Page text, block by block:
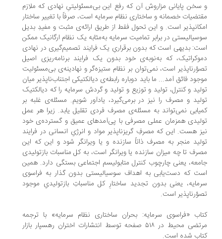
پایانی مزاروش آن که رفع این بى‌مسئولیتىِ نهادى که ملازم
خصمانه و ساختارى نظام سرمایه است، صرفاً با تغییر ساختار
است. و این تحول فقط از طریق ارائه‌ى مثبت و مفیدِ بدیل
در برابر تمامیت سرمایه به‌مثابه یک نظام ارگانیک ممکن
بدیهى است که بدون برقرارىِ یک فرایند تصمیم‌گیرى در نهادى
که به‌نوبه‌ى خود بدون یک فرایند برنامه‌ریزى اصیل
است، نمى‌توان بر نظام ستیزه‌گر و نهادینه‌ى بى‌مسئولیت
فائق آمد... ما باید دوباره رابطه‌ى دیالکتیکی اجتناب‌ناپذیر میان
و کنترل، تولید و توزیع و تولید و گردش سرمایه را که دیالکتیک
و مصرف را نیز در برمى‌گیرد، یادآور شویم. مسئله‌ى غلبه بر
نمى‌تواند به مسئله‌ى مصرف فردى تقلیل یابد. زیرا هر عمل
همزمان عملى مصرفى با پى‌آمدهاى عمیق و گسترده‌ى خود
هست. این که مصرفِ گریزناپذیر مواد و انرژىِ انسانى در فرایند
منجر به مصرف ذاتاً سازنده و یا ویرانگر شود و این که این
تا چه میزان سازنده یا ویرانگر است، به کل مناسبات بازتولیدى
یعنى چارچوب کنترل متابولیسم اجتماعى بستگى دارد. همین
که دست‌یابى به اهداف سوسیالیستى بدون گذار به فراسوى
یعنى بدون تجدید ساختارِ کل مناسباتِ بازتولیدىِ موجود
است.
«فراسوی سرمایه: بحران ساختاری نظام سرمایه» با ترجمه
مرتضی محیط در ۵۱۸ صفحه توسط انتشارات اختران رهسپار بازار
شده است.